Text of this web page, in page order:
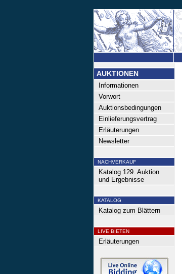
AUKTIONEN
Informationen
Vorwort
Auktionsbedingungen
Einlieferungsvertrag
Erläuterungen
Newsletter
NACHVERKAUF
Katalog 129. Auktion
und Ergebnisse
KATALOG
Katalog zum Blättern
LIVE BIETEN
Erläuterungen